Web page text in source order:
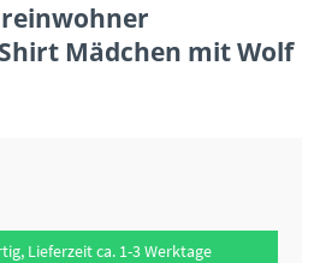
Mädchen mit Wolf
Lieferzeit ca. 1-3 Werktage